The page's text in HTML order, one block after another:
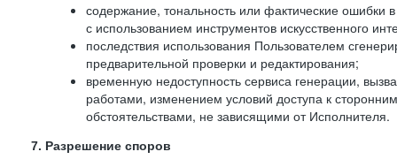
содержание, тональность или фактические ошибки
с использованием инструментов искусственного
последствия использования Пользователем
предварительной проверки и редактирования;
временную недоступность сервиса генерации,
работами, изменением условий доступа к
обстоятельствами, не зависящими от Исполнителя.
7. Разрешение споров